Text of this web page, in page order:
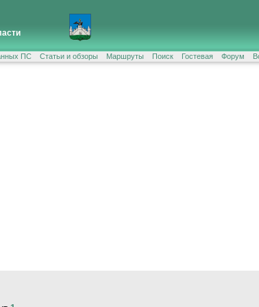
ПС Статьи и обзоры Маршруты Поиск Гостевая Форум